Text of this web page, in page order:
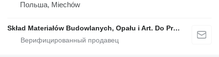
Польша, Miechów
Skład Materiałów Budowlanych, Opału i Art. Do Produkcji Rolnej, Stanisław Dróżdż